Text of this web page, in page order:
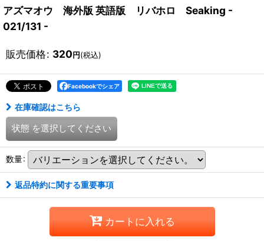
アズマオウ 海外版 英語版 リバホロ Seaking -
021/131 -
販売価格: 320円(税込)
Facebookでシェア
在庫確認はこちら
状態 を選択してください
数量:
返品特約に関する重要事項
カートに入れる